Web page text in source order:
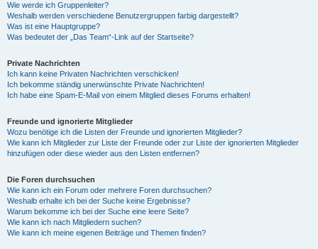
Wie werde ich Gruppenleiter?
Weshalb werden verschiedene Benutzergruppen farbig dargestellt?
Was ist eine Hauptgruppe?
Was bedeutet der „Das Team“-Link auf der Startseite?
Private Nachrichten
Ich kann keine Privaten Nachrichten verschicken!
Ich bekomme ständig unerwünschte Private Nachrichten!
Ich habe eine Spam-E-Mail von einem Mitglied dieses Forums erhalten!
Freunde und ignorierte Mitglieder
Wozu benötige ich die Listen der Freunde und ignorierten Mitglieder?
Wie kann ich Mitglieder zur Liste der Freunde oder zur Liste der ignorierten Mitglieder
hinzufügen oder diese wieder aus den Listen entfernen?
Die Foren durchsuchen
Wie kann ich ein Forum oder mehrere Foren durchsuchen?
Weshalb erhalte ich bei der Suche keine Ergebnisse?
Warum bekomme ich bei der Suche eine leere Seite?
Wie kann ich nach Mitgliedern suchen?
Wie kann ich meine eigenen Beiträge und Themen finden?